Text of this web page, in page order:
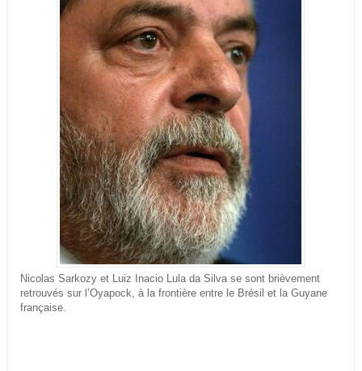
Nicolas Sarkozy et Luiz Inacio Lula da Silva se sont brièvement
retrouvés sur l’Oyapock, à la frontière entre le Brésil et la Guyane
française.